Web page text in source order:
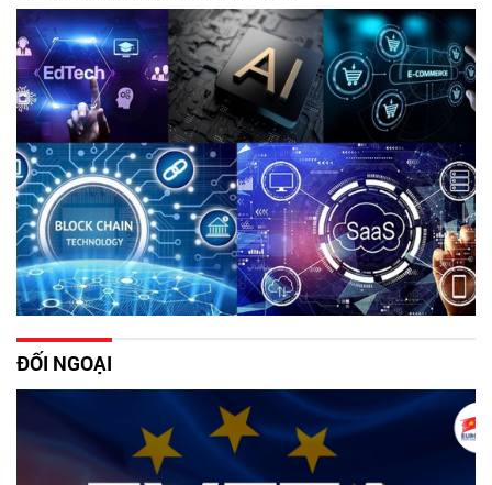
ĐỐI NGOẠI